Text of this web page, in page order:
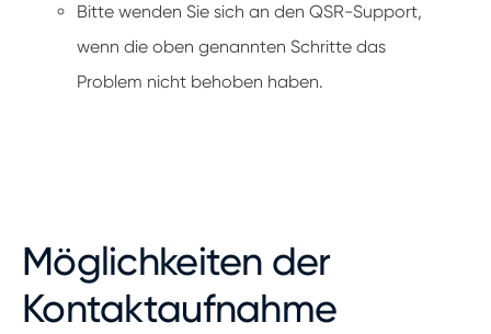
Bitte wenden Sie sich an den QSR-Support,
wenn die oben genannten Schritte das
Problem nicht behoben haben.
Möglichkeiten der
Kontaktaufnahme